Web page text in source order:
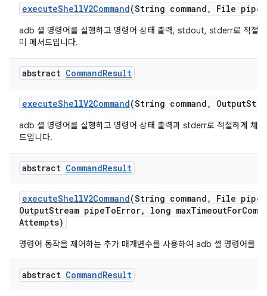
executeShellV2Command(String command , File pipe
adb 셸 명령어를 실행하고 명령어 상태 출력, stdout, stderr로 적절
미 메서드입니다.
abstract CommandResult
executeShellV2Command(String command , Output
adb 셸 명령어를 실행하고 명령어 상태 출력과 stderr로 적절하게 채
드입니다.
abstract CommandResult
executeShellV2Command(String command , File pipe
OutputStream pipeToError, long maxTimeoutFor
Attempts)
명령어 동작을 제어하는 추가 매개변수를 사용하여 adb 셸 명령어를
abstract CommandResult